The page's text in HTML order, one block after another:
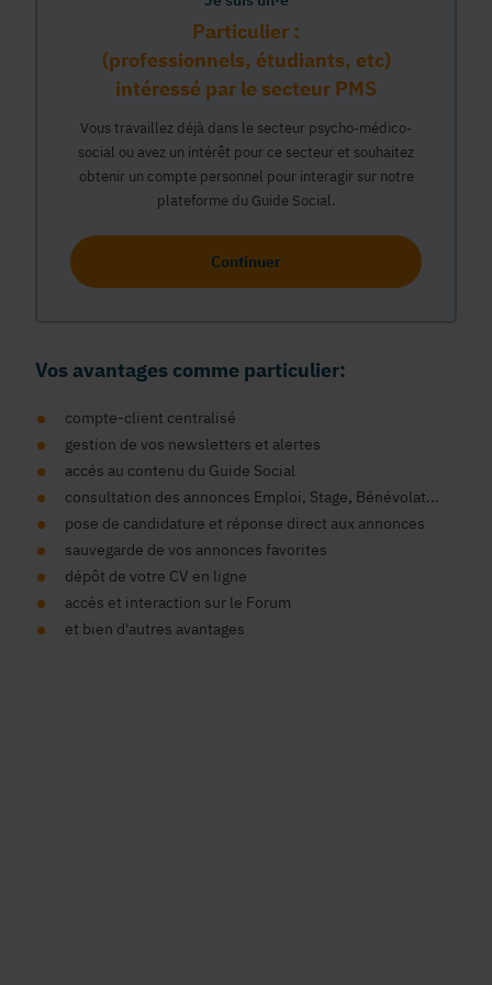
Particulier :
(professionnels, étudiants, etc)
intéressé par le secteur PMS
Vous travaillez déjà dans le secteur psycho-médico-
social ou avez un intérêt pour ce secteur et souhaitez
obtenir un compte personnel pour interagir sur notre
plateforme du Guide Social.
Continuer
Vos avantages comme particulier:
compte-client centralisé
gestion de vos newsletters et alertes
accés au contenu du Guide Social
consultation des annonces Emploi, Stage, Bénévolat...
pose de candidature et réponse direct aux annonces
sauvegarde de vos annonces favorites
dépôt de votre CV en ligne
accès et interaction sur le Forum
et bien d'autres avantages